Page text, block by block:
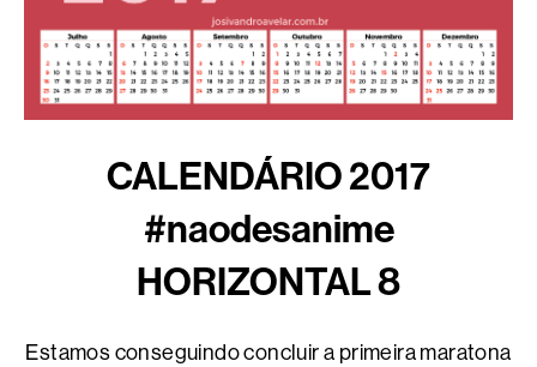
CALENDÁRIO 2017
#naodesanime
HORIZONTAL 8
Estamos conseguindo concluir a primeira maratona